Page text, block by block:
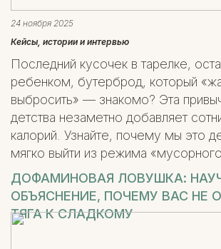
24 ноября 2025
Кейсы, истории и интервью
Последний кусочек в тарелке,
ребенком, бутерброд, который
выбросить» — знакомо? Эта
детства незаметно добавляет
калорий. Узнайте, почему мы это
мягко выйти из режима
ДОФАМИНОВАЯ ЛОВУШКА:
ОБЪЯСНЕНИЕ, ПОЧЕМУ ВАС НЕ
ТЯГА К СЛАДКОМУ